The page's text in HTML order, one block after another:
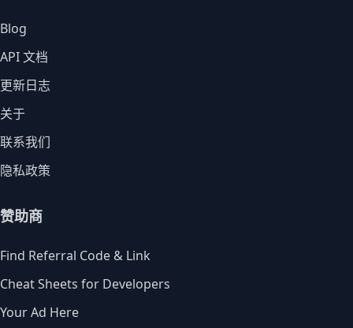
Blog
API 文档
更新日志
关于
联系我们
隐私政策
赞助商
Find Referral Code & Link
Cheat Sheets for Developers
Your Ad Here